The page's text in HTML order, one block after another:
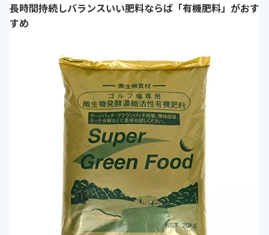
長時間持続しバランスいい肥料ならば「有機肥料」がおす
すめ